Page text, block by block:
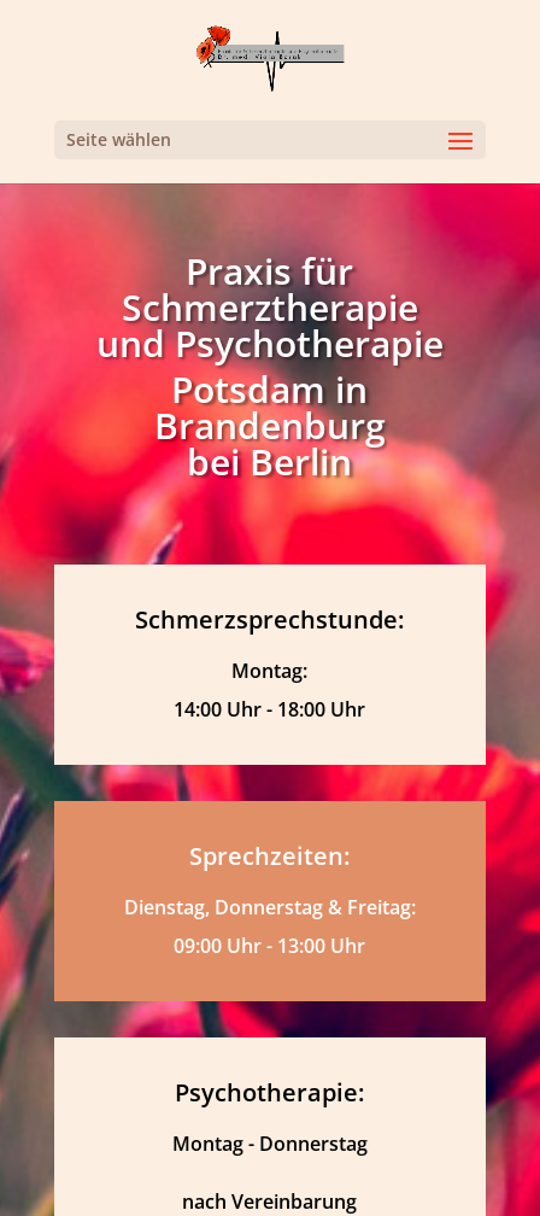
Seite wählen
Praxis für
Schmerztherapie
und Psychotherapie
Potsdam in
Brandenburg
bei Berlin
Schmerzsprechstunde:
Montag:
14:00 Uhr - 18:00 Uhr
Sprechzeiten:
Dienstag, Donnerstag & Freitag:
09:00 Uhr - 13:00 Uhr
Psychotherapie:
Montag - Donnerstag
nach Vereinbarung